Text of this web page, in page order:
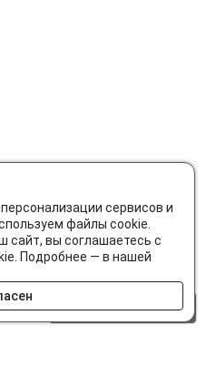
сервисов и
файлы cookie.
сайт, вы соглашаетесь с
Подробнее — в нашей